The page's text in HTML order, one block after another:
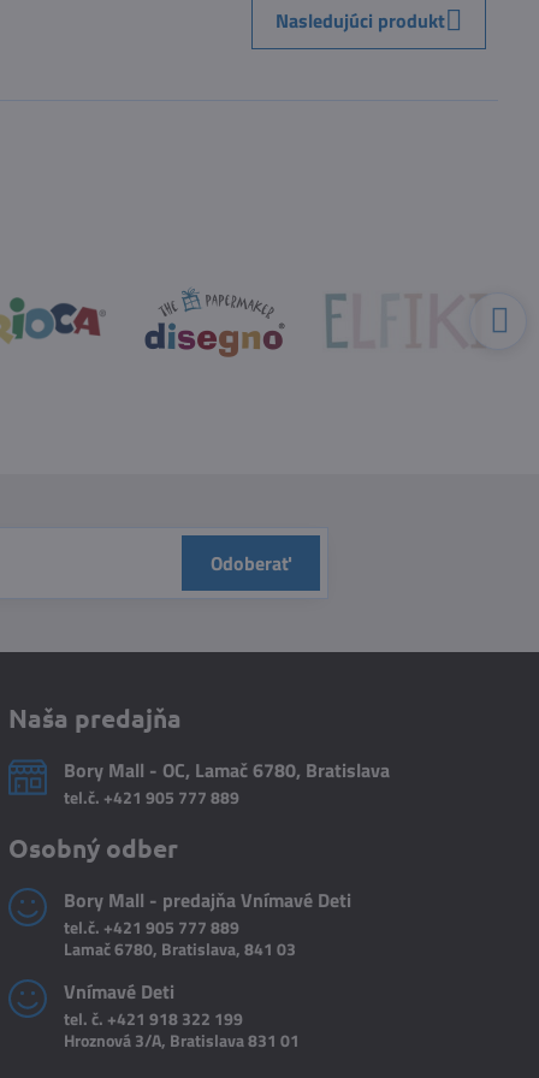
Nasledujúci produkt
Odoberať
Naša predajňa
Bory Mall - OC, Lamač 6780, Bratislava
tel.č. +421 905 777 889
Osobný odber
Bory Mall - predajňa Vnímavé Deti
tel.č. +421 905 777 889
Lamač 6780, Bratislava, 841 03
Vnímavé Deti
tel. č. +421 918 322 199
Hroznová 3/A, Bratislava 831 01